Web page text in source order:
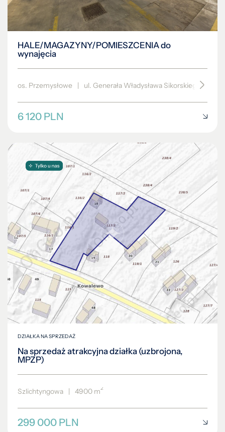
HALE/MAGAZYNY/POMIESZCENIA do
wynajęcia
os. Przemysłowe | ul. Generała Władysława Sikorskiego
6 120 PLN
DZIAŁKA NA SPRZEDAŻ
Na sprzedaż atrakcyjna działka (uzbrojona,
MPZP)
Szlichtyngowa | 4900 m2
299 000 PLN